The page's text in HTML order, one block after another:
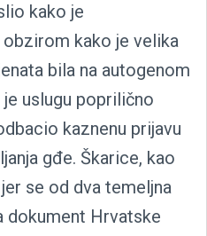
kako je
kako je velika
bila na autogenom
uslugu poprilično
kaznenu prijavu
gđe. Škarice, kao
se od dva temeljna
dokument Hrvatske